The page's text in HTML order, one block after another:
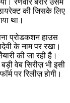
की जिसके लिए
था।
प्रोडकशन हाउस
के नाम पर रखा।
की जा रही है।
वेब सिरीज़ भी इसी
पर रिलीज़ होगी।